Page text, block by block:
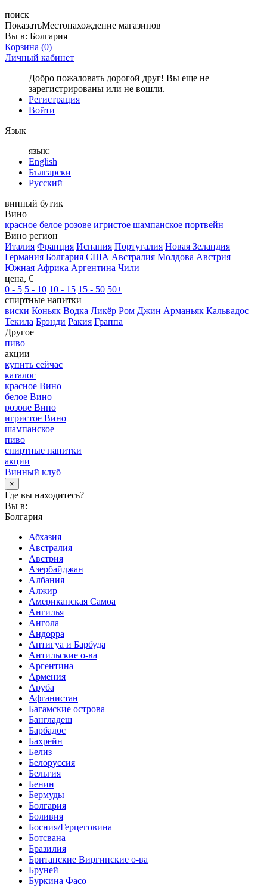
поиск
ПоказатьМестонахождение магазинов
Вы в: Болгария
Корзина (0)
Личный кабинет
Добро пожаловать дорогой друг! Вы еще не
зарегистрированы или не вошли.
Регистрация
Войти
Язык
язык:
English
Български
Русский
винный бутик
Вино
красное белое розове игристое шампанское портвейн
Вино регион
Италия Франция Испания Португалия Новая Зеландия
Германия Болгария США Австралия Молдова Австрия
Южная Африка Аргентина Чили
цена, €
0 - 5 5 - 10 10 - 15 15 - 50 50+
спиртные напитки
виски Коньяк Водка Ликёр Ром Джин Арманьяк Кальвадос
Текила Брэнди Ракия Граппа
Другое
пиво
акции
купить сейчас
каталог
красное Вино
белое Вино
розове Вино
игристое Вино
шампанское
пиво
спиртные напитки
акции
Винный клуб
×
Где вы находитесь?
Вы в:
Болгария
Абхазия
Австралия
Австрия
Азербайджан
Албания
Алжир
Американская Самоа
Ангилья
Ангола
Андорра
Антигуа и Барбуда
Антильские о-ва
Аргентина
Армения
Аруба
Афганистан
Багамские острова
Бангладеш
Барбадос
Бахрейн
Белиз
Белоруссия
Бельгия
Бенин
Бермуды
Болгария
Боливия
Босния/Герцеговина
Ботсвана
Бразилия
Британские Виргинские о-ва
Бруней
Буркина Фасо